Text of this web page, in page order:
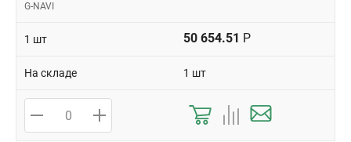
G-NAVI
1 шт 50 654.51 Р
На складе 1 шт